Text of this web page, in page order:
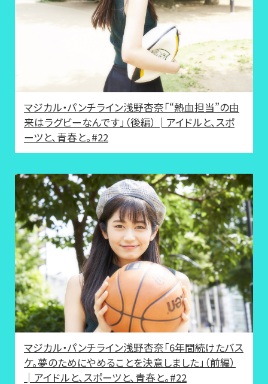
マジカル・パンチライン浅野杏奈「“熱血担当”の由
来はラグビーなんです」（後編）│アイドルと、スポ
ーツと、青春と。#22
マジカル・パンチライン浅野杏奈「6年間続けたバス
ケ。夢のためにやめることを決意しました」（前編）
│アイドルと、スポーツと、青春と。#22